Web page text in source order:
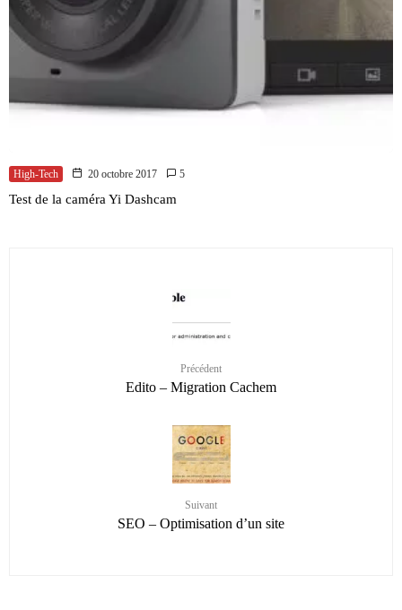
High-Tech 20 octobre 2017 5
Test de la caméra Yi Dashcam
Précédent
Edito – Migration Cachem
Suivant
SEO – Optimisation d’un site